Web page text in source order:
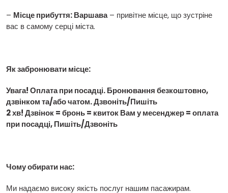
– Місце прибуття: Варшава– привітне місце, що зустріне
вас в самому серці міста.
Як забронювати місце:
Увага! Оплата при посадці. Бронювання безкоштовно,
дзвінком та/або чатом. Дзвоніть/Пишіть
2 хв! Дзвінок = бронь = квиток Вам у месенджер = оплата
при посадці, Пишіть/Дзвоніть
Чому обирати нас:
Ми надаємо високу якість послуг нашим пасажирам.